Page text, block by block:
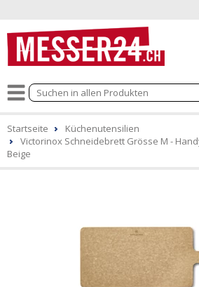
Startseite
Küchenutensilien
Victorinox Schneidebrett Grösse M -
Beige